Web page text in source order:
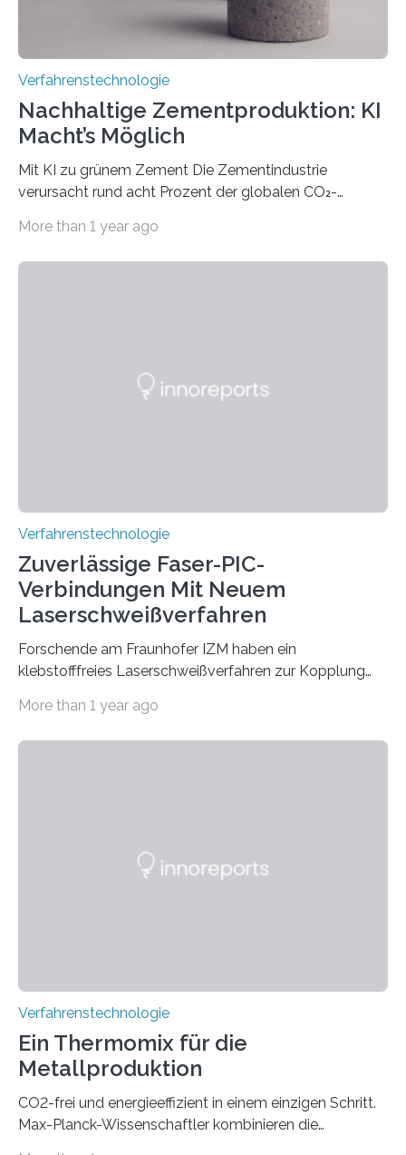
Verfahrenstechnologie
Nachhaltige Zementproduktion: KI
Macht’s Möglich
Mit KI zu grünem Zement Die Zementindustrie
verursacht rund acht Prozent der globalen CO₂-
Flugverkehr. Forschende am Paul Scherrer Institut PSI
brennen, der Grundstoff für baufertigen Zement. Wenig
More than 1 year ago
Verfahrenstechnologie
Zuverlässige Faser-PIC-
Verbindungen Mit Neuem
Laserschweißverfahren
Forschende am Fraunhofer IZM haben ein
klebstofffreies Laserschweißverfahren zur Kopplung
optischen Glasfasern realisiert, welches auch in
Tieftemperaturumgebung ist unerlässlich zur
More than 1 year ago
Verfahrenstechnologie
Ein Thermomix für die
Metallproduktion
CO2-frei und energieeffizient in einem einzigen Schritt.
Max-Planck-Wissenschaftler kombinieren die